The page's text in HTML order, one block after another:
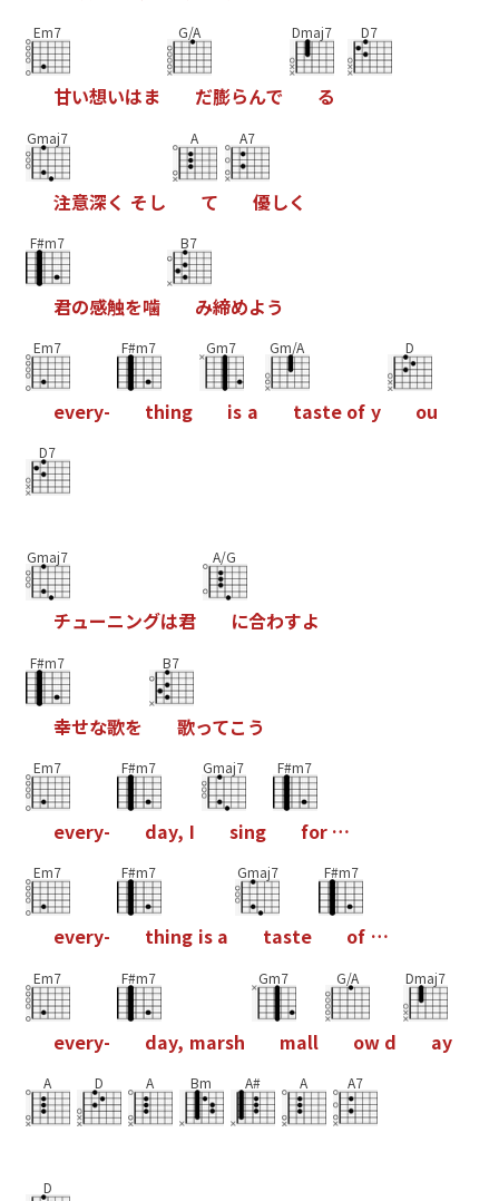
Em7
甘い想いはま
G/A
だ膨らんで
Dmaj7
る
D7
Gmaj7
注意深く そ し
A
て
A7
優しく
F#m7
君の感触を噛
B7
み締めよう
Em7
every-
F#m7
thing
Gm7
is a
Gm/A
taste of y
D
ou
D7
Gmaj7
チューニングは君
A/G
に合わすよ
F#m7
幸せな歌を
B7
歌ってこ う
Em7
every-
F#m7
day, I
Gmaj7
sing
F#m7
for …
Em7
every-
F#m7
thing is a
Gmaj7
taste
F#m7
of …
Em7
every-
F#m7
day, marsh
Gm7
mall
G/A
ow d
Dmaj7
ay
A D A Bm A# A A7
D